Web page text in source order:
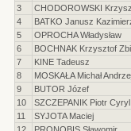
3
CHODOROWSKI
4
BATKO Janusz
5
OPROCHA Władysław
6
BOCHNAK Krzysztof
7
KINE Tadeusz
8
MOSKAŁA Michał
9
BUTOR Józef
10
SZCZEPANIK Piotr Cyryl
11
SYJOTA Maciej